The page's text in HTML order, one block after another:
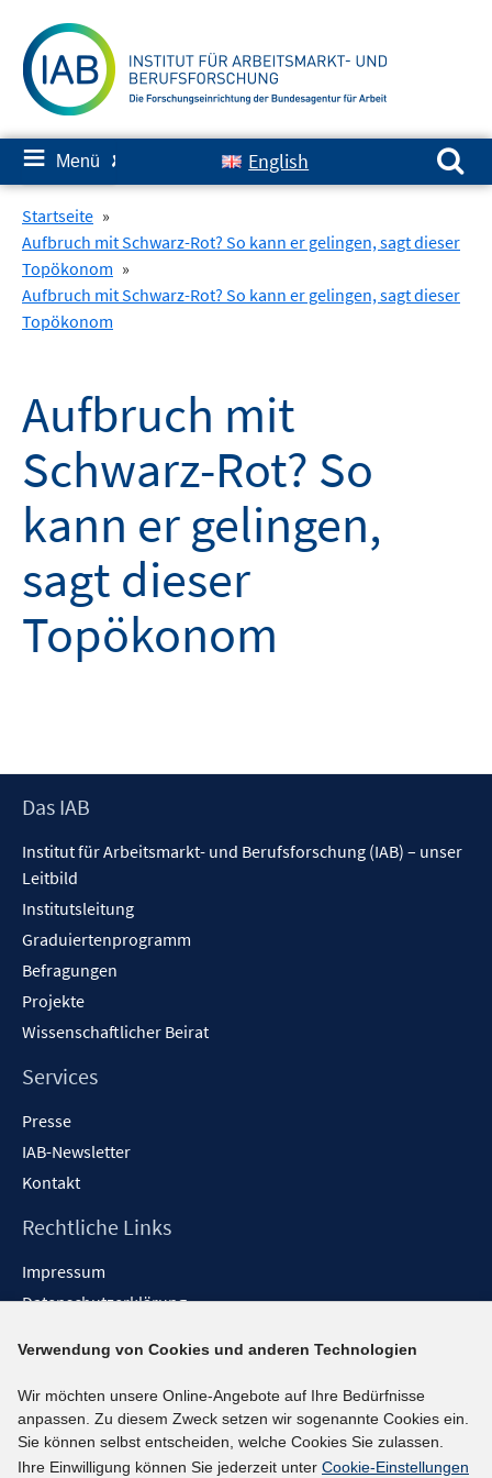
zum
Inhalt
≡ Menü ✘ English
Suchen nach:
Startseite »
Aufbruch mit Schwarz-Rot? So kann er gelingen, sagt dieser
Topökonom »
Aufbruch mit Schwarz-Rot? So kann er gelingen, sagt dieser
Topökonom
Aufbruch mit
Schwarz-Rot? So
kann er gelingen,
sagt dieser
Topökonom
Footer
Das IAB
Institut für Arbeitsmarkt- und Berufsforschung (IAB) – unser
Leitbild
Institutsleitung
Graduiertenprogramm
Befragungen
Projekte
Wissenschaftlicher Beirat
Services
Presse
IAB-Newsletter
Kontakt
Rechtliche Links
Impressum
Datenschutzerklärung
Barrieren melden
Social-Media-Kanäle
BlueSky
Verwendung von Cookies und anderen Technologien
Wir möchten unsere Online-Angebote auf Ihre Bedürfnisse
anpassen. Zu diesem Zweck setzen wir sogenannte Cookies ein.
Sie können selbst entscheiden, welche Cookies Sie zulassen.
Ihre Einwilligung können Sie jederzeit unter Cookie-Einstellungen